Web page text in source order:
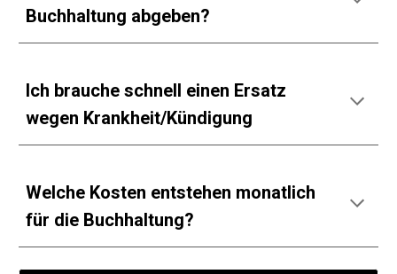
Buchhaltung abgeben?
Ich brauche schnell einen Ersatz
wegen Krankheit/Kündigung
Welche Kosten entstehen monatlich
für die Buchhaltung?